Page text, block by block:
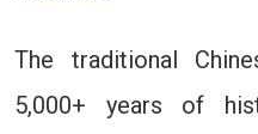
The traditional
5,000+ years of